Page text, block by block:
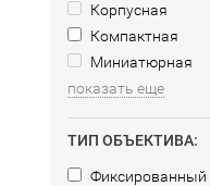
Корпусная
Компактная
Миниатюрная
показать еще
ТИП ОБЪЕКТИВА:
Фиксированный